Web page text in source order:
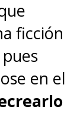
ficción
en el